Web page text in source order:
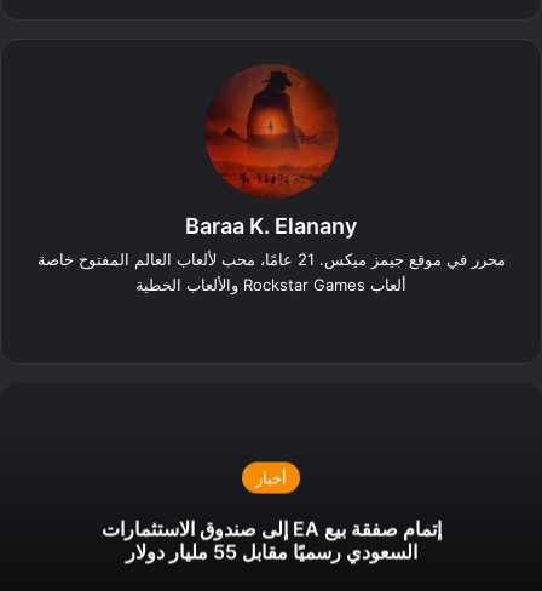
Baraa K. Elanany
محرر في موقع جيمز ميكس. 21 عامًا، محب لألعاب العالم المفتوح خاصة
ألعاب Rockstar Games والألعاب الخطية
أخبار
إتمام صفقة بيع EA إلى صندوق الاستثمارات
السعودي رسميًا مقابل 55 مليار دولار